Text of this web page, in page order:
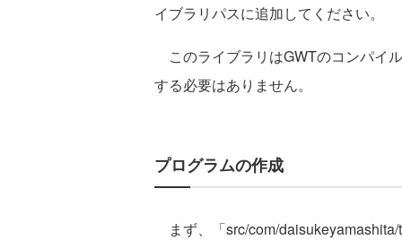
イブラリパスに追加してください。
このライブラリはGWTのコンパイ
する必要はありません。
プログラムの作成
まず、「src/com/